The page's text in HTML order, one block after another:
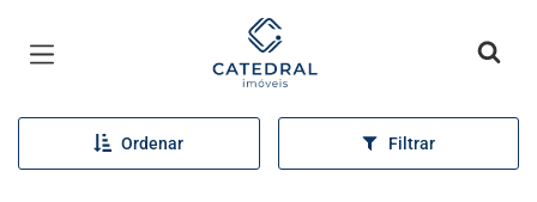
Página inicial
Ordenar Filtrar